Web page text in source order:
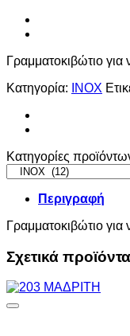
Γραμματοκιβώτιο
Κατηγορία:
INOX
Κατηγορίες
Περιγραφή
Γραμματοκιβώτιο
Σχετικά προϊόντα